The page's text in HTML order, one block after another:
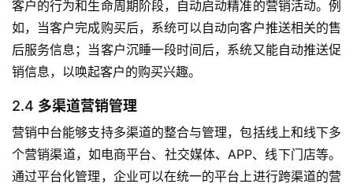
客户的行为和生命周期阶段，自动启动精准的营销活动。例
如，当客户完成购买后，系统可以自动向客户推送相关的售
后服务信息；当客户沉睡一段时间后，系统又能自动推送促
销信息，以唤起客户的购买兴趣。
2.4 多渠道营销管理
营销中台能够支持多渠道的整合与管理，包括线上和线下多
个营销渠道，如电商平台、社交媒体、APP、线下门店等。
通过平台化管理，企业可以在统一的平台上进行跨渠道的营